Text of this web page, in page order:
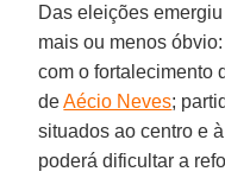
Das eleições
mais ou menos
com o fortalecimento
deAécio Neves;
situados ao centro e
poderá dificultar a